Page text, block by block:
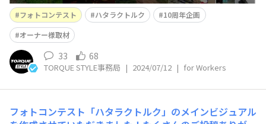
フォトコンテスト ハタラクトルク
10周年企画
オーナー様取材
33 68
TORQUE STYLE事務局 | 2024/07/12 | for Workers
フォトコンテスト「ハタラクトルク」のメインビジュアル